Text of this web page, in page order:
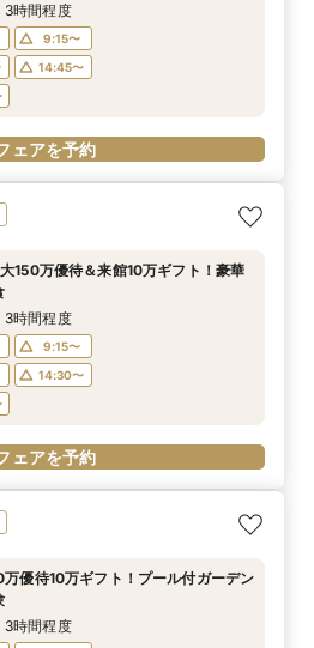
3時間程度
9:15〜
14:45〜
ェアを予約
150万優待＆来館10万ギフト！豪華
3時間程度
9:15〜
14:30〜
ェアを予約
万優待10万ギフト！プール付ガーデン
3時間程度